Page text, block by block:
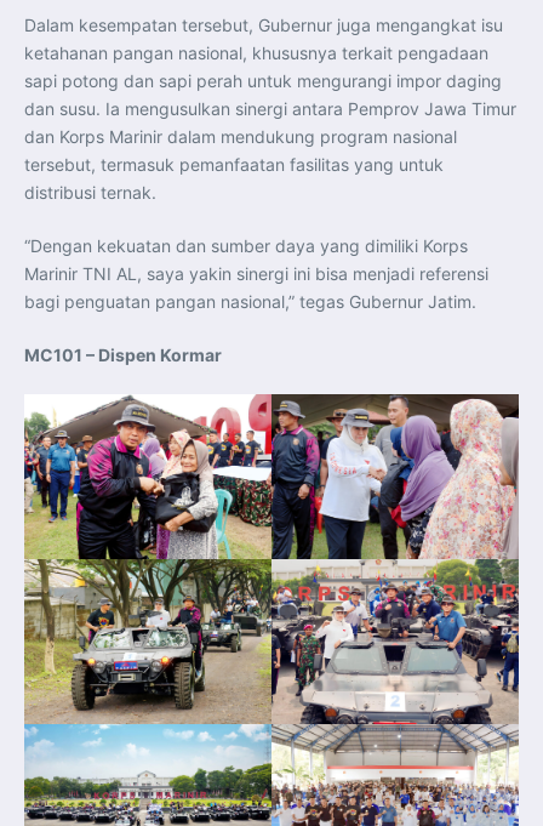
Dalam kesempatan tersebut, Gubernur juga mengangkat isu
ketahanan pangan nasional, khususnya terkait pengadaan
sapi potong dan sapi perah untuk mengurangi impor daging
dan susu. Ia mengusulkan sinergi antara Pemprov Jawa Timur
dan Korps Marinir dalam mendukung program nasional
tersebut, termasuk pemanfaatan fasilitas yang untuk
distribusi ternak.
“Dengan kekuatan dan sumber daya yang dimiliki Korps
Marinir TNI AL, saya yakin sinergi ini bisa menjadi referensi
bagi penguatan pangan nasional,” tegas Gubernur Jatim.
MC101 – Dispen Kormar